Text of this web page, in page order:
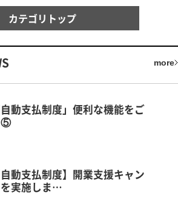
カテゴリトップ
more
自動支払制度」便利な機能をご
⑤
自動支払制度】開業支援キャン
実施しま…